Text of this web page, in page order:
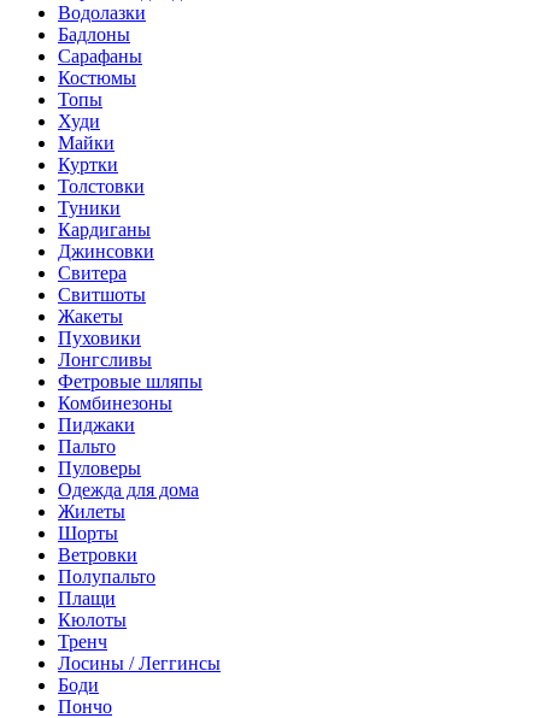
Водолазки
Бадлоны
Сарафаны
Костюмы
Топы
Худи
Майки
Куртки
Толстовки
Туники
Кардиганы
Джинсовки
Свитера
Свитшоты
Жакеты
Пуховики
Лонгсливы
Фетровые шляпы
Комбинезоны
Пиджаки
Пальто
Пуловеры
Одежда для дома
Жилеты
Шорты
Ветровки
Полупальто
Плащи
Кюлоты
Тренч
Лосины / Леггинсы
Боди
Пончо